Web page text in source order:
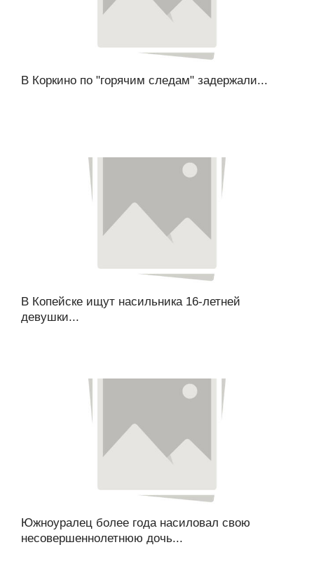
В Коркино по "горячим следам" задержали...
В Копейске ищут насильника 16-летней
девушки...
Южноуралец более года насиловал свою
несовершеннолетнюю дочь...